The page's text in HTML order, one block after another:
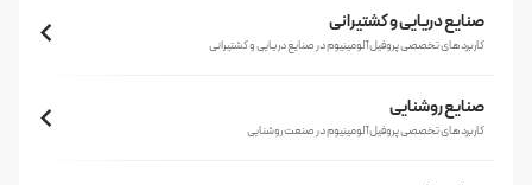
صنایع دریایی و کشتیرانی
کاربردهای تخصصی پروفیل آلومینیوم در صنایع دریایی و کشتیرانی
صنایع روشنایی
کاربردهای تخصصی پروفیل آلومینیوم در صنعت روشنایی